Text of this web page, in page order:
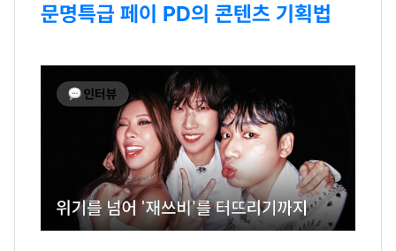
문명특급 페이 PD의 콘텐츠 기획법